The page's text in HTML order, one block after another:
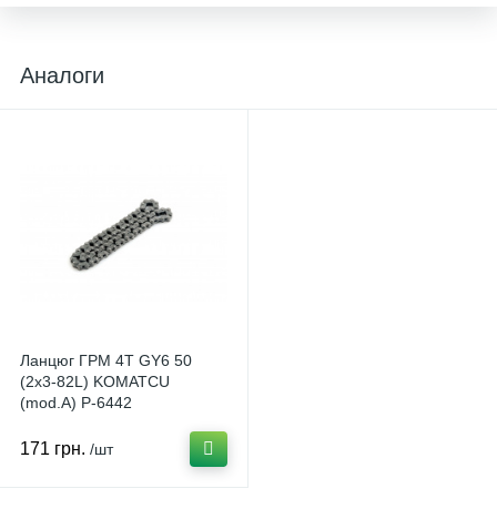
Аналоги
Ланцюг ГРМ 4T GY6 50
(2x3-82L) KOMATCU
(mod.A) P-6442
171 грн. /шт